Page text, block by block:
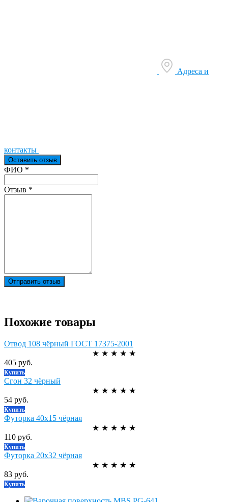
Адреса и
контакты
Оставить отзыв
Ваш отзыв был отправлен!
ФИО *
Отзыв *
Отправить отзыв
Похожие товары
Отвод 108 чёрный ГОСТ 17375-2001
★ ★ ★ ★ ★
405 руб.
Купить
Сгон 32 чёрный
★ ★ ★ ★ ★
54 руб.
Купить
Футорка 40х15 чёрная
★ ★ ★ ★ ★
110 руб.
Купить
Футорка 20х32 чёрная
★ ★ ★ ★ ★
83 руб.
Купить